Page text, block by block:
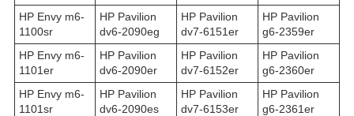
HP Envy m6-
1100sr
HP Pavilion
dv6-2090eg
HP Pavilion
dv7-6151er
HP Pavilion
g6-2359er
HP Envy m6-
1101er
HP Pavilion
dv6-2090er
HP Pavilion
dv7-6152er
HP Pavilion
g6-2360er
HP Envy m6-
1101sr
HP Pavilion
dv6-2090es
HP Pavilion
dv7-6153er
HP Pavilion
g6-2361er